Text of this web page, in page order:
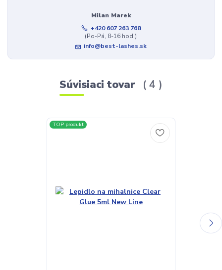
Milan Marek
+420 607 263 768
(Po-Pá, 8-16 hod.)
info@best-lashes.sk
Súvisiaci tovar 4
TOP produkt